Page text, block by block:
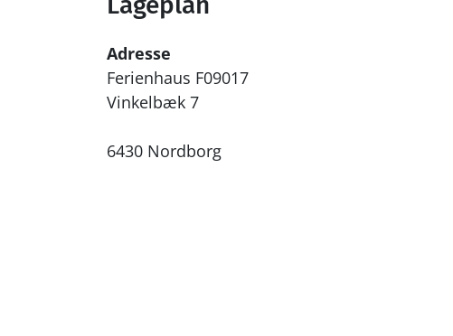
Adresse
Ferienhaus F09017
Vinkelbæk 7
6430 Nordborg